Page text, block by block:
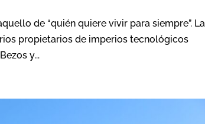
de “quién quiere vivir para siempre”. La
propietarios de imperios tecnológicos
y...